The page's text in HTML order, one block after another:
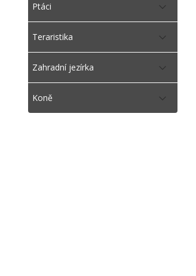
Ptáci
Teraristika
Zahradní jezírka
Koně